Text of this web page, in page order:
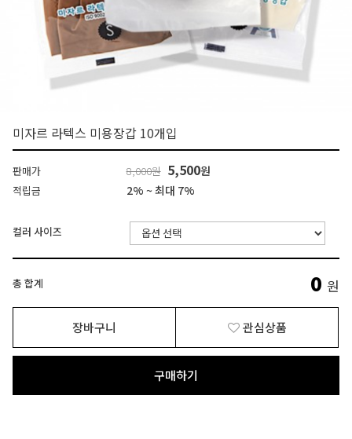
미자르 라텍스 미용장갑 10개입
판매가 8,000원 5,500원
적립금 2% ~ 최대 7%
컬러 사이즈
총 합계 0 원
장바구니 관심상품
구매하기